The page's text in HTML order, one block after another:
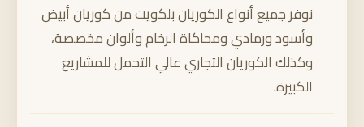
نوفر جميع أنواع الكوريان بلكويت من كوريان أبيض
وأسود ورمادي ومحاكاة الرخام وألوان مخصصة،
وكذلك الكوريان التجاري عالي التحمل للمشاريع
الكبيرة.